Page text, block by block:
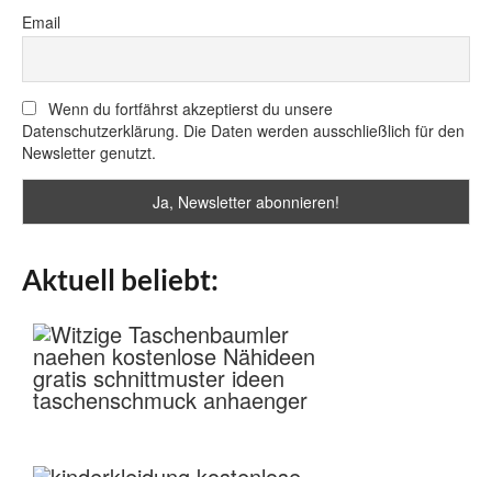
Email
Wenn du fortfährst akzeptierst du unsere
Datenschutzerklärung. Die Daten werden ausschließlich für den
Newsletter genutzt.
Aktuell beliebt: